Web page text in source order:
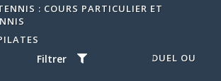
Filtrer
: COURS PARTICULIER ET
: COURS DE YOGA INDIVIDUEL OU